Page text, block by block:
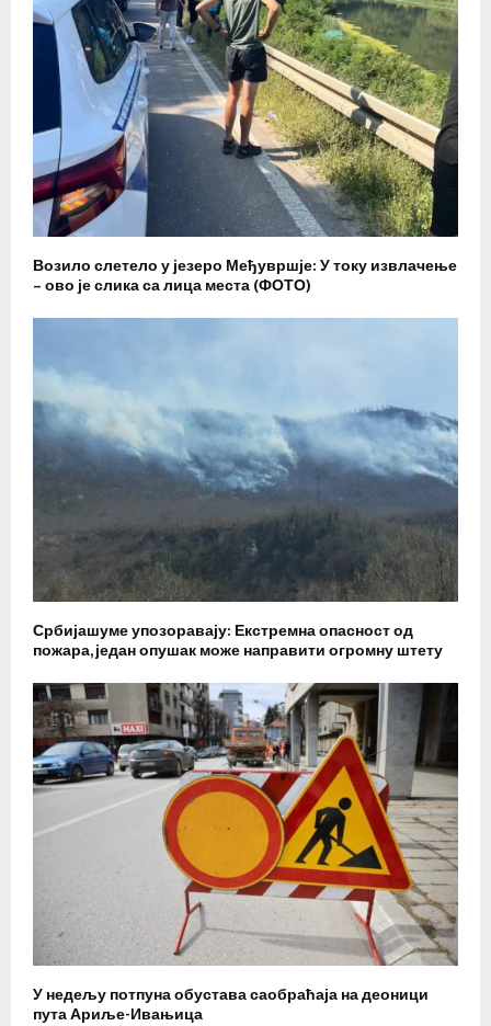
Возило слетело у језеро Међувршје: У току извлачење
– ово је слика са лица места (ФОТО)
Србијашуме упозоравају: Екстремна опасност од
пожара, један опушак може направити огромну штету
У недељу потпуна обустава саобраћаја на деоници
пута Ариље-Ивањица